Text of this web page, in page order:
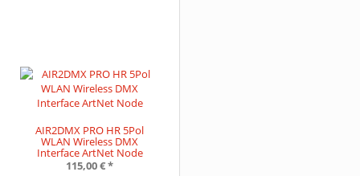
AIR2DMX PRO HR 5Pol
WLAN Wireless DMX
Interface ArtNet Node
115,00 €*